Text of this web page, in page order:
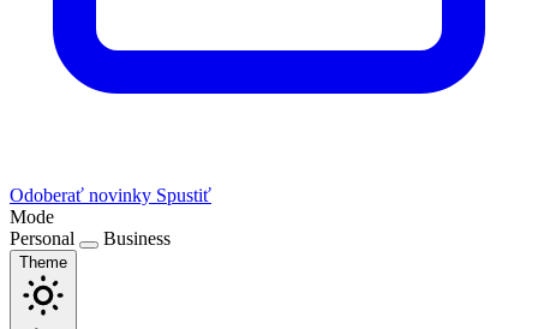
Odoberať novinky Spustiť
Mode
Personal
Business
Theme